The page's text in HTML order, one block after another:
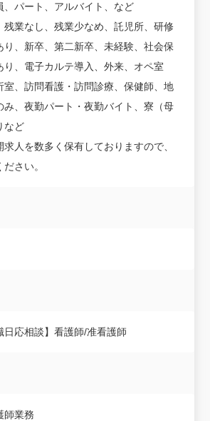
、パート、アルバイト、など
残業なし、残業少なめ、託児所、研修
り、新卒、第二新卒、未経験、社会保
り、電子カルテ導入、外来、オペ室
室、訪問看護・訪問診療、保健師、地
み、夜勤パート・夜勤バイト、寮（母
など
人を数多く保有しておりますので、
さい。
日応相談】看護師/准看護師
師業務